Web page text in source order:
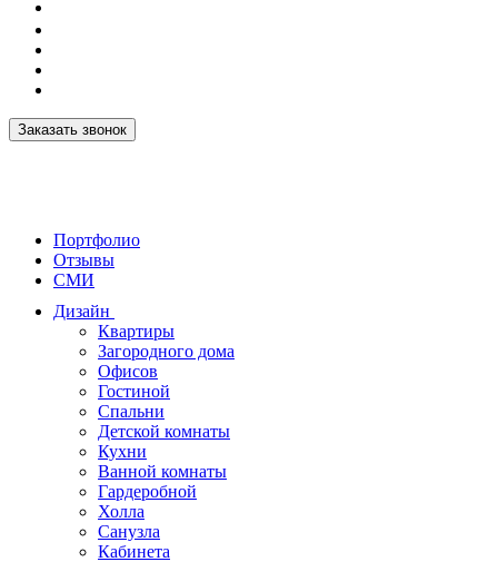
Заказать звонок
Портфолио
Отзывы
СМИ
Дизайн
Квартиры
Загородного дома
Офисов
Гостиной
Спальни
Детской комнаты
Кухни
Ванной комнаты
Гардеробной
Холла
Санузла
Кабинета